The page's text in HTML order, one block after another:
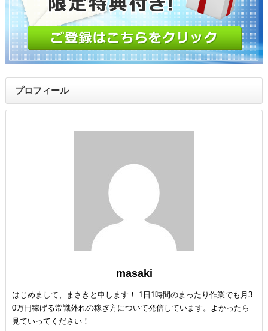
プロフィール
masaki
はじめまして、まさきと申します！ 1日1時間のまったり作業でも月3
0万円稼げる常識外れの稼ぎ方について発信しています。よかったら
見ていってください！